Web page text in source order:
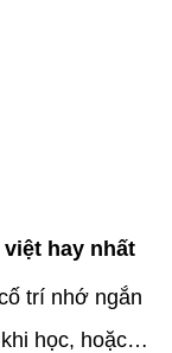
hay nhất
trí nhớ ngắn
học, hoặc